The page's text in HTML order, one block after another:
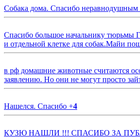
Собака дома. Спасибо неравнодушным
Спасибо большое начальнику тюрьмы
и отдельной клетке для собак.Майи
в рф домашние животные считаются
заявлению. Но они не могут просто
Нашелся. Спасибо +4
КУЗЮ НАШЛИ !!! СПАСИБО ЗА